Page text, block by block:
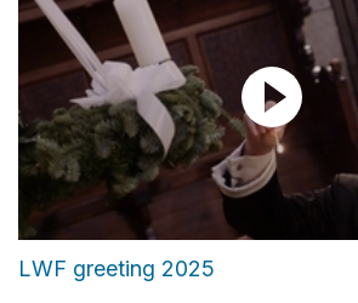
LWF greeting 2025